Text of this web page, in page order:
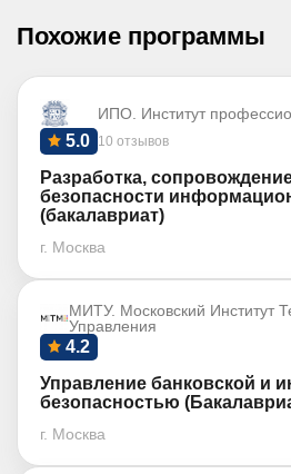
Похожие программы
ИПО. Институт
10 отзывов
5.0
Разработка,
безопасности
(бакалавриат)
г. Москва
МИТУ. Московский Институт
Управления
4.2
Управление банковской и
безопасностью
г. Москва